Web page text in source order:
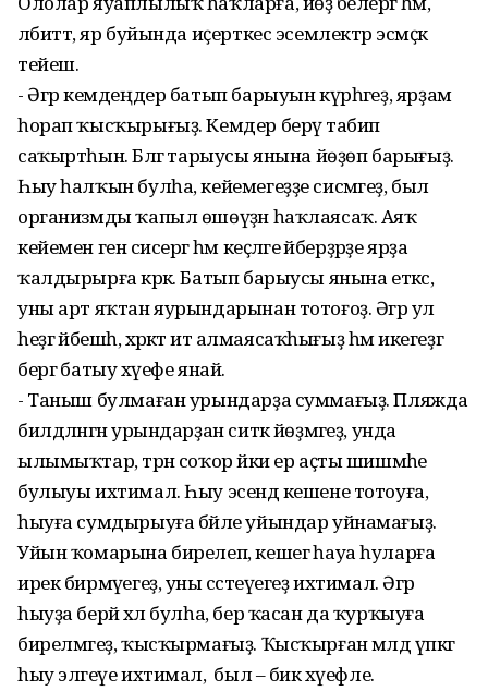
әлбиттә, яр буйында иҫерткес эсемлектәр эсмәҫкә
тейеш.
- Әгәр кемдеңдер батып барыуын күрһәгеҙ, ярҙам
һорап ҡысҡырығыҙ. Кемдер берәү табип
саҡыртһын. Бәләгә тарыусы янына йөҙөп барығыҙ.
Һыу һалҡын булһа, кейемегеҙҙе сисмәгеҙ, был
организмды ҡапыл өшөүҙән һаҡлаясаҡ. Аяҡ
кейемен генә сисергә һәм кеҫәләге әйберҙәрҙе ярҙа
ҡалдырырға кәрәк. Батып барыусы янына еткәс,
уны арт яҡтан яурындарынан тотоғоҙ. Әгәр ул
һеҙгә йәбешһә, хәрәкәт итә алмаясаҡһығыҙ һәм икегеҙгә
бергә батыу хәүефе янай.
- Таныш булмаған урындарҙа суммағыҙ. Пляжда
билдәләнгән урындарҙан ситкә йөҙмәгеҙ, унда
ылымыҡтар, тәрән соҡор йәки ер аҫты шишмәһе
булыуы ихтимал. Һыу эсендә кешене тотоуға,
һыуға сумдырыуға бәйле уйындар уйнамағыҙ.
Уйын ҡомарына бирелеп, кешегә һауа һуларға
ирек бирмәүегеҙ, уны сәсәтеүегеҙ ихтимал. Әгәр
һыуҙа берәй хәл булһа, бер ҡасан да ҡурҡыуға
бирелмәгеҙ, ҡысҡырмағыҙ. Ҡысҡырған мәлдә үпкәгә
һыу эләгеүе ихтимал, ә был – бик хәүефле.